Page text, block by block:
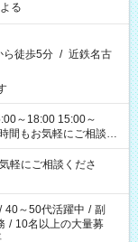
る
ら徒歩5分 / 近鉄名古
軽にご相談くださ
/ 40～50代活躍中 / 副
/ 10名以上の大量募